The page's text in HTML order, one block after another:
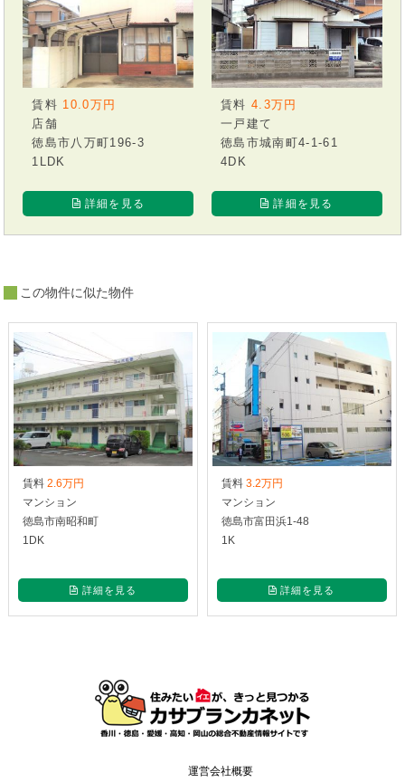
賃料 10.0万円
店舗
徳島市八万町196-3
1LDK
詳細を見る
賃料 4.3万円
一戸建て
徳島市城南町4-1-61
4DK
詳細を見る
この物件に似た物件
賃料2.6万円
マンション
徳島市南昭和町
1DK
詳細を見る
賃料 3.2万円
マンション
徳島市富田浜1-48
1K
詳細を見る
運営会社概要